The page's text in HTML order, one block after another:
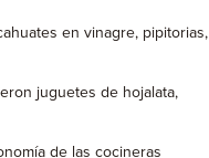
en vinagre, pipitorias,
juguetes de hojalata,
de las cocineras